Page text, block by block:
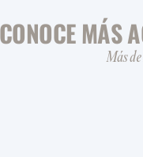
CONOCE MÁS
Más